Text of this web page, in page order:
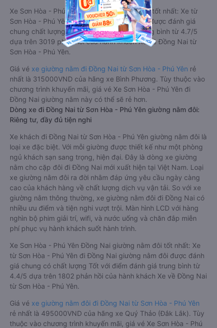
Xe Sơn Hòa - Phú Yên Đồng Nai giường nằm tốt nhất: Xe từ
Sơn Hòa - Phú Yên đi Đồng Nai giường nằm được đánh giá
chung chất lượng Tốt với điểm đánh giá trung bình từ 4.7/5
dựa trên 3019 phản hồi của hành khách Xe về Đồng Nai từ
Sơn Hòa - Phú Yên.
Giá vé xe giường nằm đi Đồng Nai từ Sơn Hòa - Phú Yên rẻ
nhất là 315000VND của hãng xe Bình Phương. Tùy thuộc vào
chương trình khuyến mãi, giá vé Xe Sơn Hòa - Phú Yên đi
Đồng Nai giường nằm này có thể sẽ rẻ hơn.
Dòng xe đi Đồng Nai từ Sơn Hòa - Phú Yên giường nằm đôi:
Riêng tư, đầy đủ tiện nghi
Xe khách đi Đồng Nai từ Sơn Hòa - Phú Yên giường nằm đôi là
loại xe đặc biệt. Với mỗi giường được thiết kế như một phòng
ngủ khách sạn sang trọng, hiện đại. Đây là dòng xe giường
nằm cho cặp đôi đi Đồng Nai mới xuất hiện tại Việt Nam. Loại
xe giường nằm đôi ra đời nhằm đáp ứng yêu cầu ngày càng
cao của khách hàng về chất lượng dịch vụ vận tải. So với xe
giường nằm thông thường, xe giường nằm đôi đi Đồng Nai có
nhiều ưu điểm và tiện nghi vượt trội. Màn hình LCD với hàng
nghìn bộ phim giải trí, wifi, và nước uống và chăn đắp miễn
phí phục vụ hành khách suốt hành trình.
Xe Sơn Hòa - Phú Yên Đồng Nai giường nằm đôi tốt nhất: Xe
từ Sơn Hòa - Phú Yên đi Đồng Nai giường nằm đôi được đánh
giá chung có chất lượng Tốt với điểm đánh giá trung bình từ
4.4/5 dựa trên 1802 phản hồi của hành khách Xe về Đồng Nai
từ Sơn Hòa - Phú Yên.
Giá vé xe giường nằm đôi đi Đồng Nai từ Sơn Hòa - Phú Yên
rẻ nhất là 495000VND của hãng xe Quý Thảo (Đắk Lắk). Tùy
thuộc vào chương trình khuyến mãi, giá vé Xe Sơn Hòa - Phú